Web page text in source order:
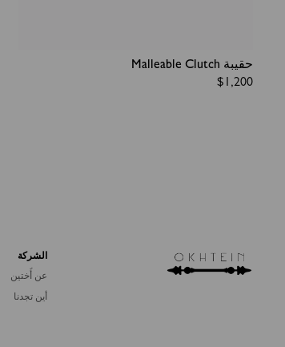
حقيبة Malleable Clutch
Regular
$1,200
الشركة
عن أُختين
أين تجدنا